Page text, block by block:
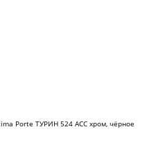
Porte ТУРИН 524 АСС хром, чёрное